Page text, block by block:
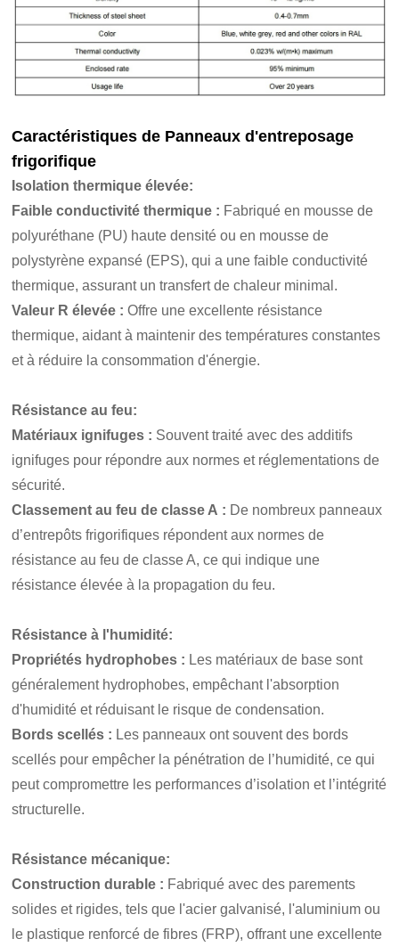
Caractéristiques de Panneaux d'entreposage
frigorifique
Isolation thermique élevée:
Faible conductivité thermique : Fabriqué en mousse de
polyuréthane (PU) haute densité ou en mousse de
polystyrène expansé (EPS), qui a une faible conductivité
thermique, assurant un transfert de chaleur minimal.
Valeur R élevée :Offre une excellente résistance
thermique, aidant à maintenir des températures constantes
et à réduire la consommation d'énergie.
Résistance au feu:
Matériaux ignifuges : Souvent traité avec des additifs
ignifuges pour répondre aux normes et réglementations de
sécurité.
Classement au feu de classe A : De nombreux panneaux
d’entrepôts frigorifiques répondent aux normes de
résistance au feu de classe A, ce qui indique une
résistance élevée à la propagation du feu.
Résistance à l'humidité:
Propriétés hydrophobes : Les matériaux de base sont
généralement hydrophobes, empêchant l'absorption
d'humidité et réduisant le risque de condensation.
Bords scellés : Les panneaux ont souvent des bords
scellés pour empêcher la pénétration de l’humidité, ce qui
peut compromettre les performances d’isolation et l’intégrité
structurelle.
Résistance mécanique:
Construction durable : Fabriqué avec des parements
solides et rigides, tels que l'acier galvanisé, l'aluminium ou
le plastique renforcé de fibres (FRP), offrant une excellente